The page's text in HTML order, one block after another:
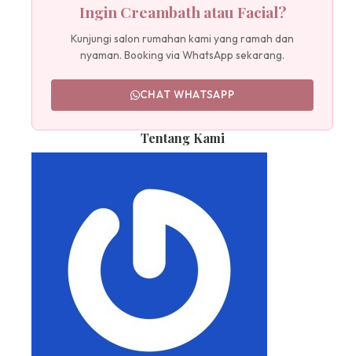
Ingin Creambath atau Facial?
Kunjungi salon rumahan kami yang ramah dan
nyaman. Booking via WhatsApp sekarang.
CHAT WHATSAPP
Tentang Kami